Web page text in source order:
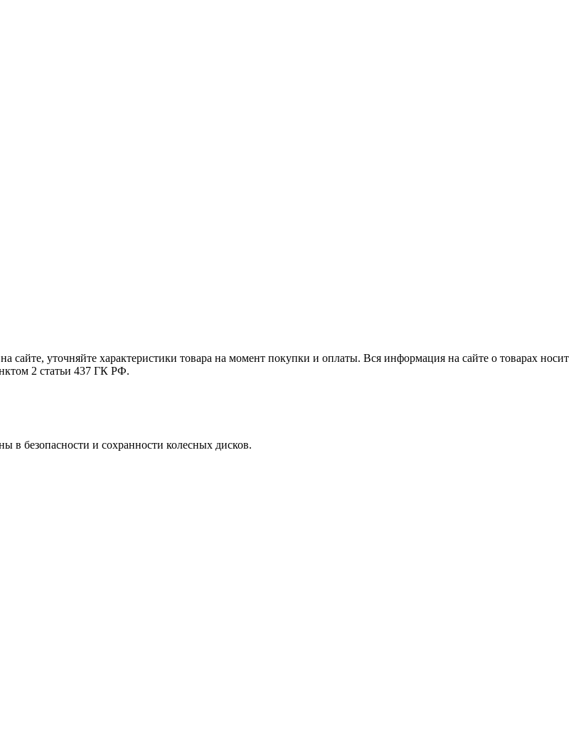
сайте, уточняйте характеристики товара на момент покупки и оплаты. Вся информация на сайте о товарах носит
2 статьи 437 ГК РФ.
в безопасности и сохранности колесных дисков.